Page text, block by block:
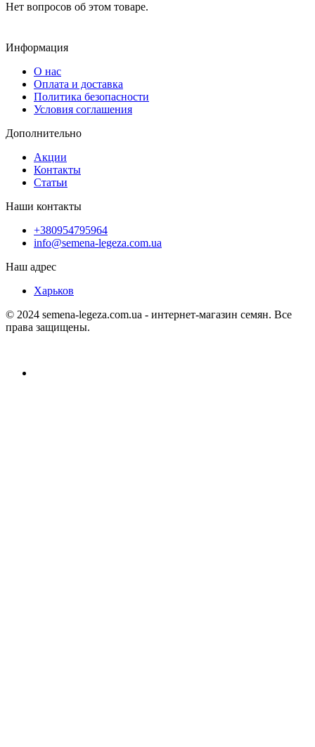
Нет вопросов об этом товаре.
Информация
О нас
Оплата и доставка
Политика безопасности
Условия соглашения
Дополнительно
Акции
Контакты
Статьи
Наши контакты
+380954795964
info@semena-legeza.com.ua
Наш адрес
Харьков
© 2024 semena-legeza.com.ua - интернет-магазин семян. Все
права защищены.